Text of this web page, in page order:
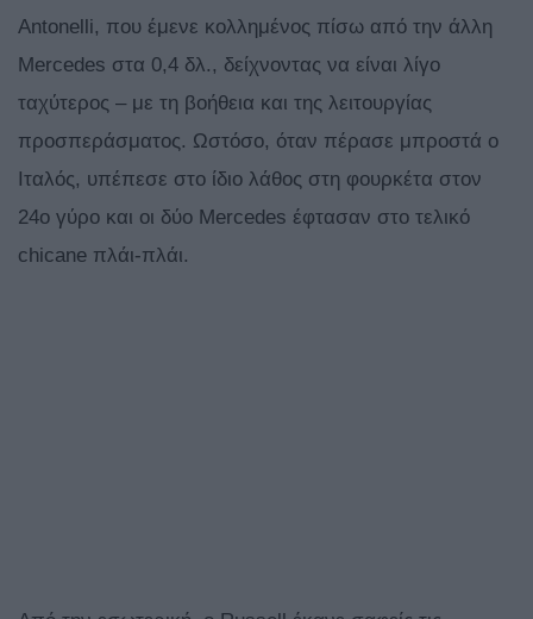
Antonelli, που έμενε κολλημένος πίσω από την άλλη
Mercedes στα 0,4 δλ., δείχνοντας να είναι λίγο
ταχύτερος – με τη βοήθεια και της λειτουργίας
προσπεράσματος. Ωστόσο, όταν πέρασε μπροστά ο
Ιταλός, υπέπεσε στο ίδιο λάθος στη φουρκέτα στον
24ο γύρο και οι δύο Mercedes έφτασαν στο τελικό
chicane πλάι-πλάι.